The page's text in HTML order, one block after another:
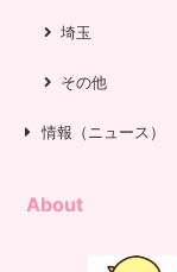
埼玉
その他
情報（ニュース）
About